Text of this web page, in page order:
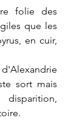
folie des
que les
en cuir,
sort mais